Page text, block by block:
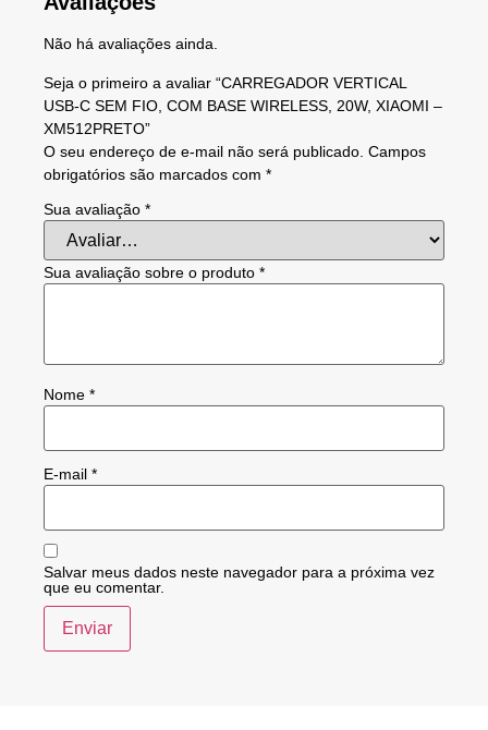
Não há avaliações ainda.
Seja o primeiro a avaliar “CARREGADOR VERTICAL
USB-C SEM FIO, COM BASE WIRELESS, 20W, XIAOMI –
XM512PRETO”
O seu endereço de e-mail não será publicado. Campos
obrigatórios são marcados com *
Sua avaliação *
Sua avaliação sobre o produto *
Nome *
E-mail *
Salvar meus dados neste navegador para a próxima vez
que eu comentar.